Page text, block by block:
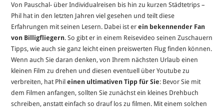
Von Pauschal- über Individualreisen bis hin zu kurzen Städtetrips –
Phil hat in den letzten Jahren viel gesehen und teilt diese
Erfahrungen mit seinen Lesern. Dabei ist erein bekennender Fan
von Billigfliegern. So gibt er in einem Reisevideo seinen Zuschauern
Tipps, wie auch sie ganz leicht einen preiswerten Flug finden können.
Wenn auch Sie daran denken, von Ihrem nächsten Urlaub einen
kleinen Film zu drehen und diesen eventuell über Youtube zu
verbreiten, hat Phileinen ultimativen Tipp für Sie: Bevor Sie mit
dem Filmen anfangen, sollten Sie zunächst ein kleines Drehbuch
schreiben, anstatt einfach so drauf los zu filmen. Mit einem solchen